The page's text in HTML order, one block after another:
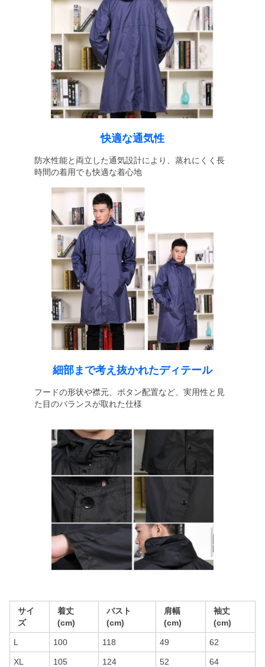
快適な通気性
防水性能と両立した通気設計により、蒸れにくく長
時間の着用でも快適な着心地
細部まで考え抜かれたディテール
フードの形状や襟元、ボタン配置など、実用性と見
た目のバランスが取れた仕様
サイ
ズ
着丈
(cm)
バスト
(cm)
肩幅
(cm)
袖丈
(cm)
L 100 118 49 62
XL 105 124 52 64